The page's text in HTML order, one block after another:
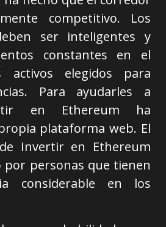
competitivo. Los
ser inteligentes y
constantes en el
activos elegidos para
Para ayudarles a
en Ethereum ha
plataforma web. El
Invertir en Ethereum
por personas que tienen
considerable en los